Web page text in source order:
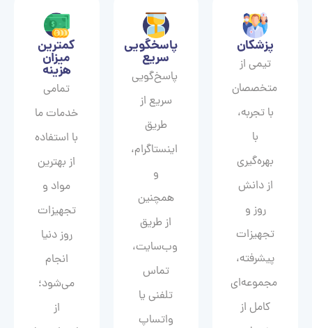
پزشکان
تیمی از
متخصصان
با تجربه،
با
بهره‌گیری
از دانش
روز و
تجهیزات
پیشرفته،
مجموعه‌ای
کامل از
پاسخگویی
سریع
پاسخ‌گویی
سریع از
طریق
اینستاگرام،
و
همچنین
از طریق
وب‌سایت،
تماس
تلفنی یا
واتساپ
کمترین
میزان
هزینه
تمامی
خدمات ما
با استفاده
از بهترین
مواد و
تجهیزات
روز دنیا
انجام
می‌شود؛
از